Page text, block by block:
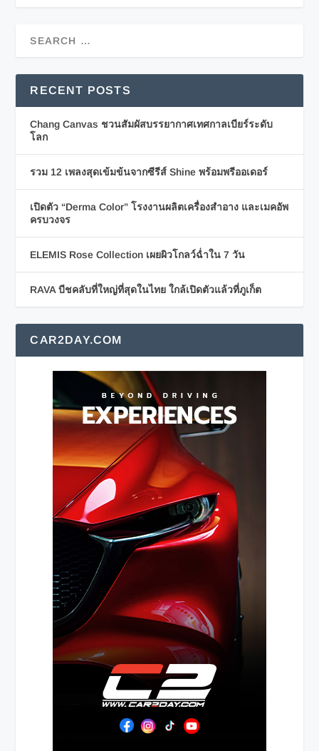
RECENT POSTS
Chang Canvas ชวนสัมผัสบรรยากาศเทศกาลเบียร์ระดับ
โลก
รวม 12 เพลงสุดเข้มข้นจากซีรีส์ Shine พร้อมพรีออเดอร์
เปิดตัว “Derma Color” โรงงานผลิตเครื่องสำอาง และเมคอัพ
ครบวงจร
ELEMIS Rose Collection เผยผิวโกลว์ฉ่ำใน 7 วัน
RAVA บีชคลับที่ใหญ่ที่สุดในไทย ใกล้เปิดตัวแล้วที่ภูเก็ต
CAR2DAY.COM